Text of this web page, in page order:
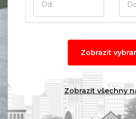
Zobrazit
Zobrazit všechny